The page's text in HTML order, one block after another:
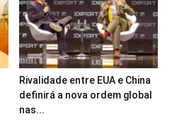
Rivalidade entre EUA e China
definirá a nova ordem global
nas...